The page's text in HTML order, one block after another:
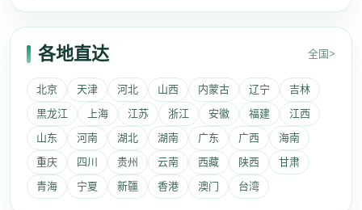
各地直达 全国>
北京 天津 河北 山西 内蒙古 辽宁
吉林
黑龙江
上海 江苏 浙江 安徽 福建
江西
山东
河南 湖北 湖南 广东 广西
海南
重庆
四川 贵州 云南 西藏 陕西
甘肃
青海
宁夏 新疆 香港 澳门 台湾